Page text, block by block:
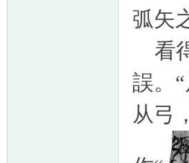
弧矢
看
誤。
从弓